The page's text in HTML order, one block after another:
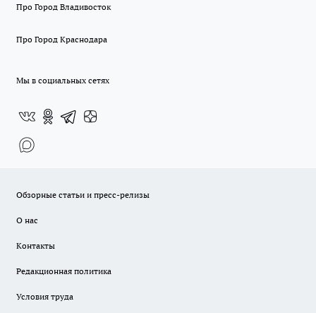
Про Город Владивосток
Про Город Краснодара
Мы в социальных сетях
Обзорные статьи и пресс-релизы
О нас
Контакты
Редакционная политика
Условия труда